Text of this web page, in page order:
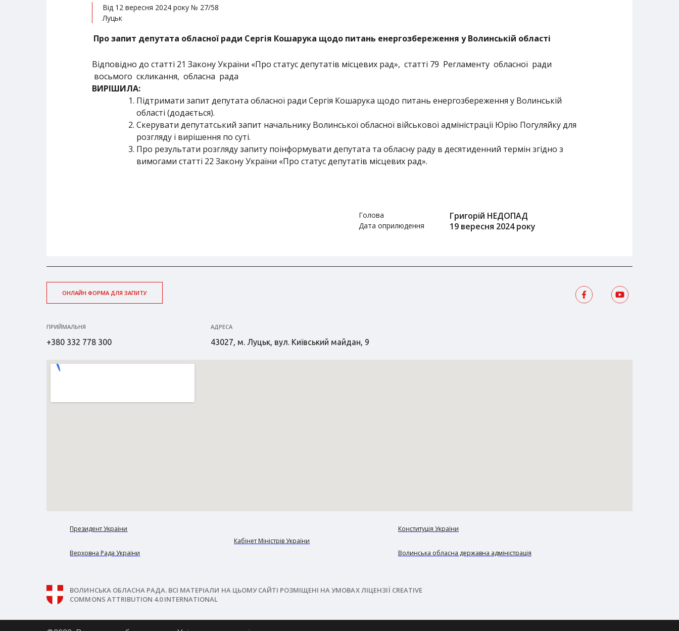
Від 12 вересня 2024 року № 27/58
Луцьк
Про запит депутата обласної ради Сергія Кошарука щодо питань енергозбереження у Волинській області
Відповідно до статті 21 Закону України «Про статус депутатів місцевих рад», статті 79 Регламенту обласної ради
восьмого скликання, обласна рада
ВИРІШИЛА:
Підтримати запит депутата обласної ради Сергія Кошарука щодо питань енергозбереження у Волинській
області (додається).
Скерувати депутатський запит начальнику Волинської обласної військової адміністрації Юрію Погуляйку для
розгляду і вирішення по суті.
Про результати розгляду запиту поінформувати депутата та обласну раду в десятиденний термін згідно з
вимогами статті 22 Закону України «Про статус депутатів місцевих рад».
Голова Григорій НЕДОПАД
Дата оприлюдення 19 вересня 2024 року
ОНЛАЙН ФОРМА ДЛЯ ЗАПИТУ
ПРИЙМАЛЬНЯ
+380 332 778 300
АДРЕСА
43027, м. Луцьк, вул. Київський майдан, 9
Президент України
Верховна Рада України
Кабінет Міністрів України
Конституція України
Волинська обласна державна адміністрація
ВОЛИНСЬКА ОБЛАСНА РАДА. ВСІ МАТЕРІАЛИ НА ЦЬОМУ САЙТІ РОЗМІЩЕНІ НА УМОВАХ ЛІЦЕНЗІЇ CREATIVE
COMMONS ATTRIBUTION 4.0 INTERNATIONAL